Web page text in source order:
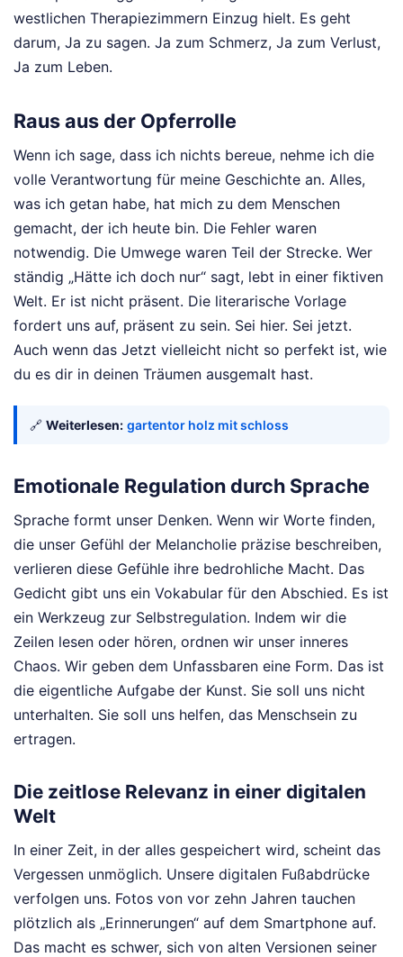
westlichen Therapiezimmern Einzug hielt. Es geht
darum, Ja zu sagen. Ja zum Schmerz, Ja zum Verlust,
Ja zum Leben.
Raus aus der Opferrolle
Wenn ich sage, dass ich nichts bereue, nehme ich die
volle Verantwortung für meine Geschichte an. Alles,
was ich getan habe, hat mich zu dem Menschen
gemacht, der ich heute bin. Die Fehler waren
notwendig. Die Umwege waren Teil der Strecke. Wer
ständig „Hätte ich doch nur“ sagt, lebt in einer fiktiven
Welt. Er ist nicht präsent. Die literarische Vorlage
fordert uns auf, präsent zu sein. Sei hier. Sei jetzt.
Auch wenn das Jetzt vielleicht nicht so perfekt ist, wie
du es dir in deinen Träumen ausgemalt hast.
🔗 Weiterlesen: gartentor holz mit schloss
Emotionale Regulation durch Sprache
Sprache formt unser Denken. Wenn wir Worte finden,
die unser Gefühl der Melancholie präzise beschreiben,
verlieren diese Gefühle ihre bedrohliche Macht. Das
Gedicht gibt uns ein Vokabular für den Abschied. Es ist
ein Werkzeug zur Selbstregulation. Indem wir die
Zeilen lesen oder hören, ordnen wir unser inneres
Chaos. Wir geben dem Unfassbaren eine Form. Das ist
die eigentliche Aufgabe der Kunst. Sie soll uns nicht
unterhalten. Sie soll uns helfen, das Menschsein zu
ertragen.
Die zeitlose Relevanz in einer digitalen
Welt
In einer Zeit, in der alles gespeichert wird, scheint das
Vergessen unmöglich. Unsere digitalen Fußabdrücke
verfolgen uns. Fotos von vor zehn Jahren tauchen
plötzlich als „Erinnerungen“ auf dem Smartphone auf.
Das macht es schwer, sich von alten Versionen seiner